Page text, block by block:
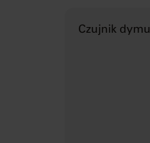
Czujnik dymu